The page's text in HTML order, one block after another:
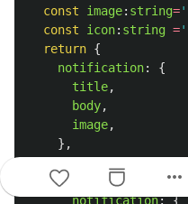
const
image: string='
const
icon: string ='
return {
notification:
{
title,
body,
image,
},
3600 1000
notification: {
more_horiz